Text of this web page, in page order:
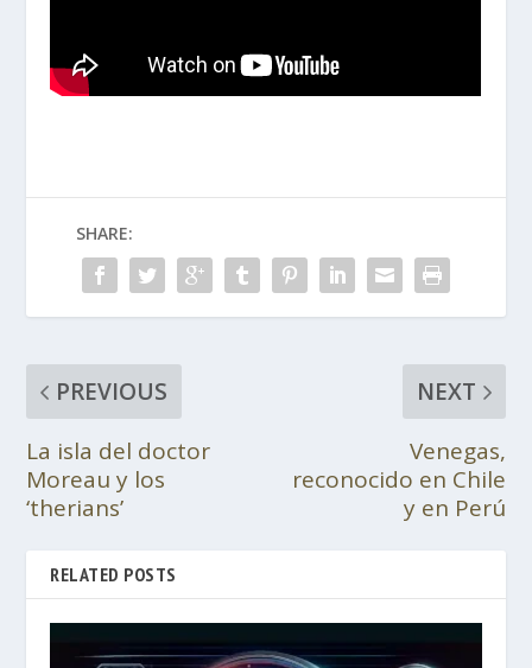
SHARE:
PREVIOUS
La isla del doctor
Moreau y los
‘therians’
NEXT
Venegas,
reconocido en Chile
y en Perú
RELATED POSTS